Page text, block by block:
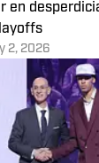
en
2, 2026